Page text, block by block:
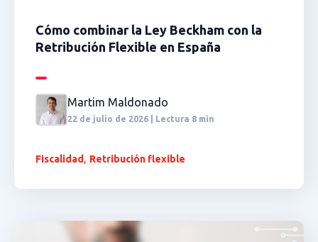
Cómo combinar la Ley Beckham con la
Retribución Flexible en España
Martim Maldonado
22 de julio de 2026 | Lectura 8 min
Fiscalidad , Retribución flexible